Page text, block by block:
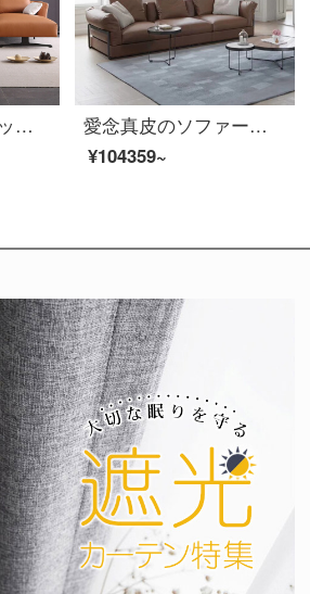
愛念真皮ソファヘッド層牛革の小型タイプ三人の意味式軽い贅沢なダウンジャケットの角ソファーの組み合わせは簡単な客間家具の1878〓（zhi）を組み合わせます。
愛念真皮のソファーの小型タイプ三人の頭の階の牛の皮のソファーの回転角度のソファーの組み合わせは簡単に現代の客間の家具の6046〓を表します。
¥104359~